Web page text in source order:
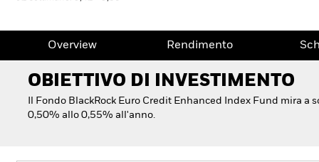
Overview Rendimento
OBIETTIVO DI INVESTIMENTO
Il Fondo BlackRock Euro Credit Enhanced Index Fund mira
0,50% allo 0,55% all'anno.